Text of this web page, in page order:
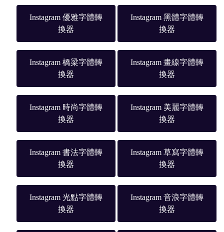
Instagram 優雅字體轉
換器
Instagram 黑體字體轉
換器
Instagram 橋梁字體轉
換器
Instagram 畫線字體轉
換器
Instagram 時尚字體轉
換器
Instagram 美麗字體轉
換器
Instagram 書法字體轉
換器
Instagram 草寫字體轉
換器
Instagram 光點字體轉
換器
Instagram 音浪字體轉
換器